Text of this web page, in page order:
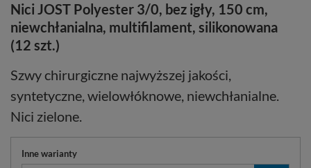
Nici JOST Polyester 3/0, bez igły, 150 cm,
niewchłanialna, multifilament, silikonowana
(12 szt.)
Szwy chirurgiczne najwyższej jakości,
syntetyczne, wielowłóknowe, niewchłanialne.
Nici zielone.
Inne warianty